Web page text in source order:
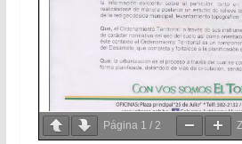
Página 1 / 2